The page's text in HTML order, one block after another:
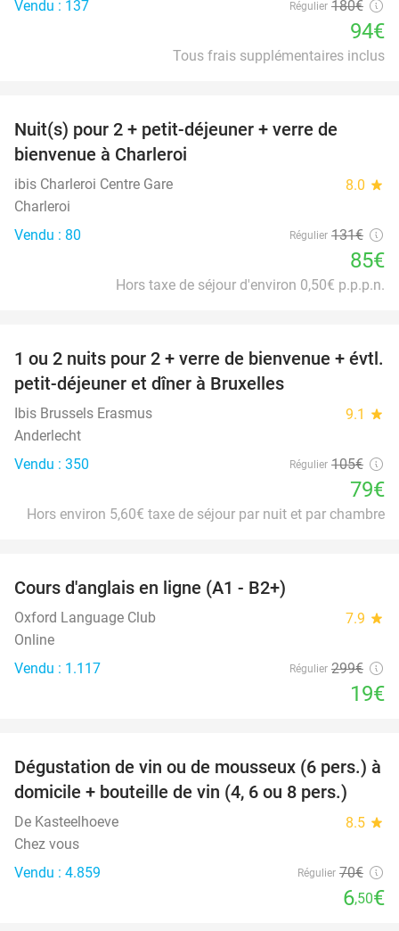
Vendu : 137 Régulier 180€
94€
Tous frais supplémentaires inclus
Nuit(s) pour 2 + petit-déjeuner + verre de
bienvenue à Charleroi
ibis Charleroi Centre Gare 8.0 star
Charleroi
Vendu : 80
Régulier 131€
85€
Hors taxe de séjour d'environ 0,50€ p.p.p.n.
25%
1 ou 2 nuits pour 2 + verre de bienvenue + évtl.
petit-déjeuner et dîner à Bruxelles
Ibis Brussels Erasmus 9.1 star
Anderlecht
Vendu : 350
Régulier 105€
79€
Hors environ 5,60€ taxe de séjour par nuit et par chambre
Cours d'anglais en ligne (A1 - B2+)
Oxford Language Club 7.9 star
Online
Vendu : 1.117
Régulier 299€
19€
91%
Dégustation de vin ou de mousseux (6 pers.) à
domicile + bouteille de vin (4, 6 ou 8 pers.)
De Kasteelhoeve 8.5 star
Chez vous
Vendu : 4.859
Régulier 70€
6,50€